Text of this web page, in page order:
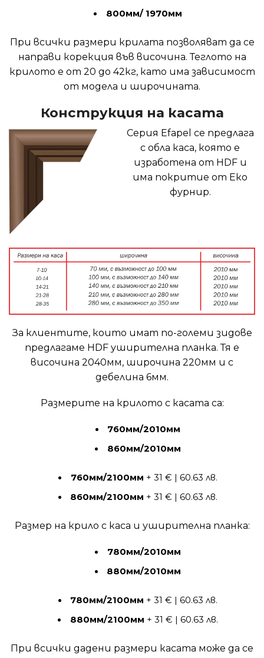
800мм/ 1970мм
При всички размери крилата позволяват да се
направи корекция във височина. Теглото на
крилото е от 20 до 42кг, като има зависимост
от модела и широчината.
Конструкция на касата
Серия Efapel се предлага
с обла каса, която е
изработена от HDF и
има покритие от Еко
фурнир.
За клиентите, които имат по-големи зидове
предлагаме HDF уширителна планка. Тя е
височина 2040мм, широчина 220мм и с
дебелина 6мм.
Размерите на крилото с касата са:
760мм/2010мм
860мм/2010мм
760мм/2100мм + 31 € | 60.63 лв.
860мм/2100мм + 31 € | 60.63 лв.
Размер на крило с каса и уширителна планка:
780мм/2010мм
880мм/2010мм
780мм/2100мм + 31 € | 60.63 лв.
880мм/2100мм + 31 € | 60.63 лв.
При всички дадени размери касата може да се